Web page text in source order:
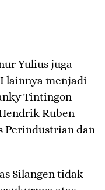
Yulius juga
lainnya menjadi
Tintingon
Ruben
Perindustrian dan
Silangen tidak